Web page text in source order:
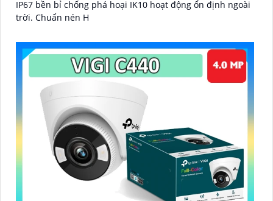
IP67 bền bỉ chống phá hoại IK10 hoạt động ổn định ngoài
trời. Chuẩn nén H